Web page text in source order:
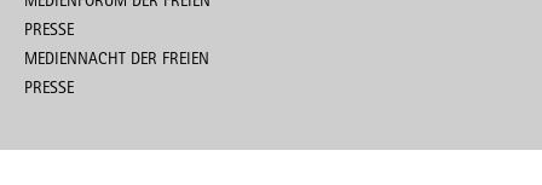
PRESSE
MEDIENNACHT DER FREIEN
PRESSE